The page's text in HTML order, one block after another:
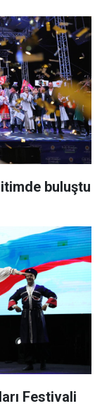
buluştu
Festivali